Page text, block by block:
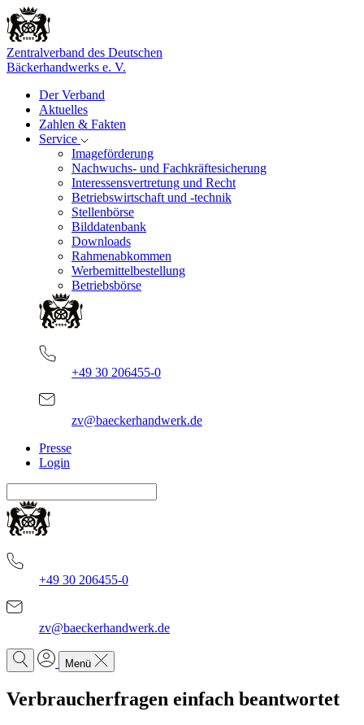
Zentralverband des Deutschen
Bäckerhandwerks e. V.
Der Verband
Aktuelles
Zahlen & Fakten
Service
Imageförderung
Nachwuchs- und Fachkräftesicherung
Interessensvertretung und Recht
Betriebswirtschaft und -technik
Stellenbörse
Bilddatenbank
Downloads
Rahmenabkommen
Werbemittelbestellung
Betriebsbörse
+49 30 206455-0
zv@baeckerhandwerk.de
Presse
Login
+49 30 206455-0
zv@baeckerhandwerk.de
Menü
Verbraucherfragen einfach beantwortet